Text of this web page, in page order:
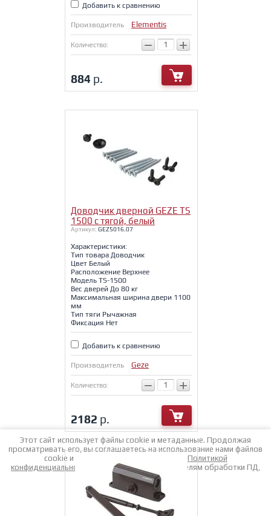
Добавить к сравнению
Производитель Elementis
Количество: − +
884 р.
Доводчик дверной GEZE TS
1500 с тягой, белый
Артикул: GEZ5016.07
Характеристики:
Тип товара Доводчик
Цвет Белый
Расположение Верхнее
Модель TS-1500
Вес дверей До 80 кг
Максимальная ширина двери 1100
мм
Тип тяги Рычажная
Фиксация Нет
Добавить к сравнению
Производитель Geze
Количество: − +
2182 р.
Этот сайт использует файлы cookie и метаданные. Продолжая
просматривать его, вы соглашаетесь на использование нами файлов
cookie и метаданных в соответствии с Политикой
конфиденциальности
(согласно категориям и целям обработки ПД,
поименованным в п. 4.3)
Продолжить